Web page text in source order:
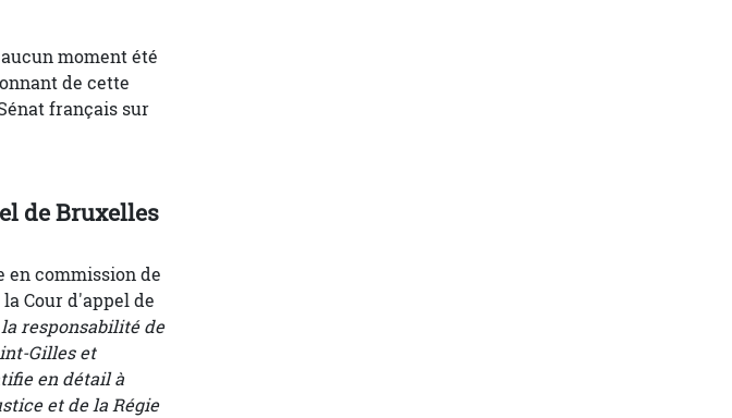
moment été
de cette
français sur
de Bruxelles
en commission de
la Cour d'appel de
responsabilité de
Gilles et
en détail à
et de la Régie